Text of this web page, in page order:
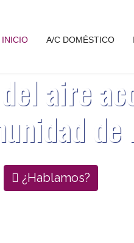
INICIO A/C DOMÉSTICO
aire
¿Hablamos?